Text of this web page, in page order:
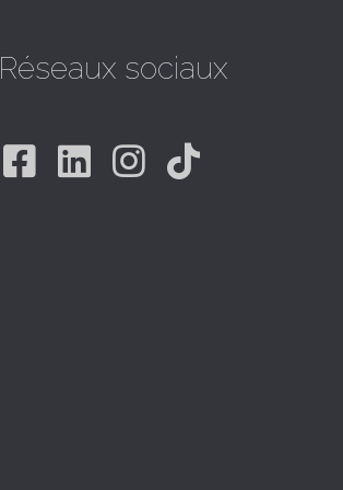
Réseaux sociaux
Facebook
Linkedin
Instagram
Tiktok